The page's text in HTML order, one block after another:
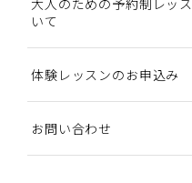
いて
体験レッスンのお申込み
お問い合わせ